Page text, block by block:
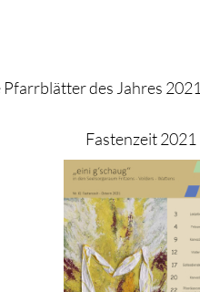
des Jahres 2021
Fastenzeit 2021